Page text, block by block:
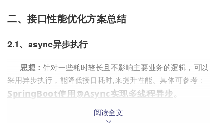
二、接口性能优化方案总结
2.1、async异步执行
思想： 针对一些耗时较长且不影响主要业务的逻辑，可以
采用异步执行，能降低接口耗时,来提升性能。具体可参考：
SpringBoot使用@Async实现多线程异步。
：线程池、消息队列MQ、Spring注解
阅读全文